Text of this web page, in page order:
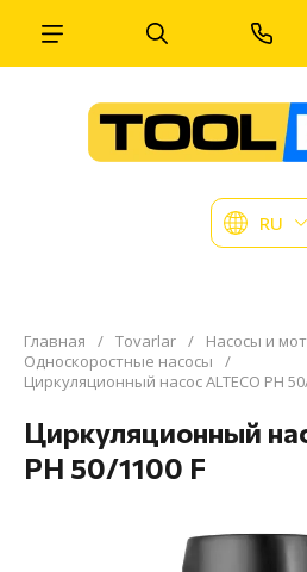
RU
Главная / Tovarlar / Насосы и
Односкоростные насосы
/
Циркуляционный насос ALTECO PH
Циркуляционный
PH 50/1100 F